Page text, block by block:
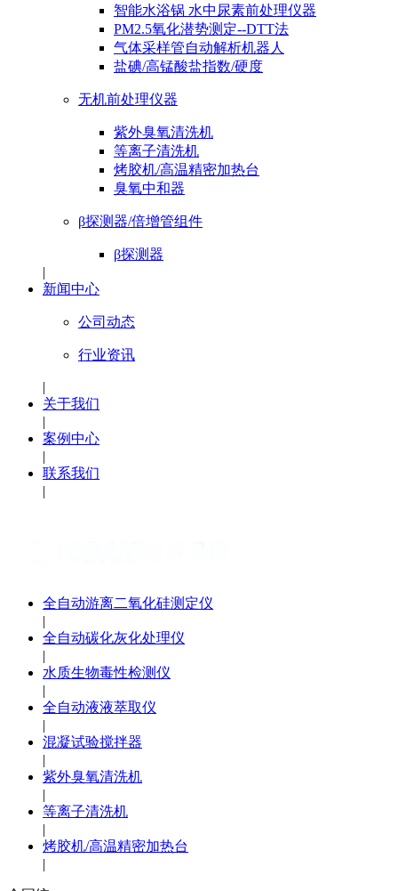
智能水浴锅 水中尿素前处理仪器
PM2.5氧化潜势测定--DTT法
气体采样管自动解析机器人
盐碘/高锰酸盐指数/硬度
无机前处理仪器
紫外臭氧清洗机
等离子清洗机
烤胶机/高温精密加热台
臭氧中和器
β探测器/倍增管组件
β探测器
|
新闻中心
公司动态
行业资讯
|
关于我们
|
案例中心
|
联系我们
|
全自动游离二氧化硅测定仪
|
全自动碳化灰化处理仪
|
水质生物毒性检测仪
|
全自动液液萃取仪
|
混凝试验搅拌器
|
紫外臭氧清洗机
|
等离子清洗机
|
烤胶机/高温精密加热台
|